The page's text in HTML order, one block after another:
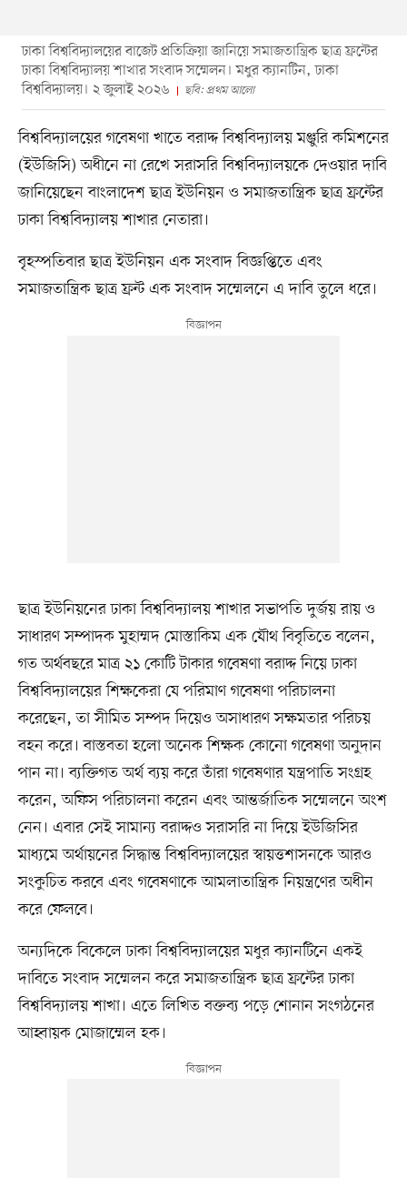
ঢাকা বিশ্ববিদ্যালয়ের বাজেট প্রতিক্রিয়া জানিয়ে সমাজতান্ত্রিক ছাত্র ফ্রন্টের
ঢাকা বিশ্ববিদ্যালয় শাখার সংবাদ সম্মেলন। মধুর ক্যানটিন, ঢাকা
বিশ্ববিদ্যালয়। ২ জুলাই ২০২৬
ছবি: প্রথম আলো
বিশ্ববিদ্যালয়ের গবেষণা খাতে বরাদ্দ বিশ্ববিদ্যালয় মঞ্জুরি কমিশনের
(ইউজিসি) অধীনে না রেখে সরাসরি বিশ্ববিদ্যালয়কে দেওয়ার দাবি
জানিয়েছেন বাংলাদেশ ছাত্র ইউনিয়ন ও সমাজতান্ত্রিক ছাত্র ফ্রন্টের
ঢাকা বিশ্ববিদ্যালয় শাখার নেতারা।
বৃহস্পতিবার ছাত্র ইউনিয়ন এক সংবাদ বিজ্ঞপ্তিতে এবং
সমাজতান্ত্রিক ছাত্র ফ্রন্ট এক সংবাদ সম্মেলনে এ দাবি তুলে ধরে।
ছাত্র ইউনিয়নের ঢাকা বিশ্ববিদ্যালয় শাখার সভাপতি দুর্জয় রায় ও
সাধারণ সম্পাদক মুহাম্মদ মোস্তাকিম এক যৌথ বিবৃতিতে বলেন,
গত অর্থবছরে মাত্র ২১ কোটি টাকার গবেষণা বরাদ্দ নিয়ে ঢাকা
বিশ্ববিদ্যালয়ের শিক্ষকেরা যে পরিমাণ গবেষণা পরিচালনা
করেছেন, তা সীমিত সম্পদ দিয়েও অসাধারণ সক্ষমতার পরিচয়
বহন করে। বাস্তবতা হলো অনেক শিক্ষক কোনো গবেষণা অনুদান
পান না। ব্যক্তিগত অর্থ ব্যয় করে তাঁরা গবেষণার যন্ত্রপাতি সংগ্রহ
করেন, অফিস পরিচালনা করেন এবং আন্তর্জাতিক সম্মেলনে অংশ
নেন। এবার সেই সামান্য বরাদ্দও সরাসরি না দিয়ে ইউজিসির
মাধ্যমে অর্থায়নের সিদ্ধান্ত বিশ্ববিদ্যালয়ের স্বায়ত্তশাসনকে আরও
সংকুচিত করবে এবং গবেষণাকে আমলাতান্ত্রিক নিয়ন্ত্রণের অধীন
করে ফেলবে।
অন্যদিকে বিকেলে ঢাকা বিশ্ববিদ্যালয়ের মধুর ক্যানটিনে একই
দাবিতে সংবাদ সম্মেলন করে সমাজতান্ত্রিক ছাত্র ফ্রন্টের ঢাকা
বিশ্ববিদ্যালয় শাখা। এতে লিখিত বক্তব্য পড়ে শোনান সংগঠনের
আহ্বায়ক মোজাম্মেল হক।